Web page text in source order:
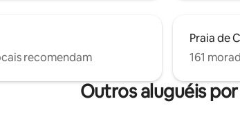
recomendam
Praia de
161
Outros aluguéis